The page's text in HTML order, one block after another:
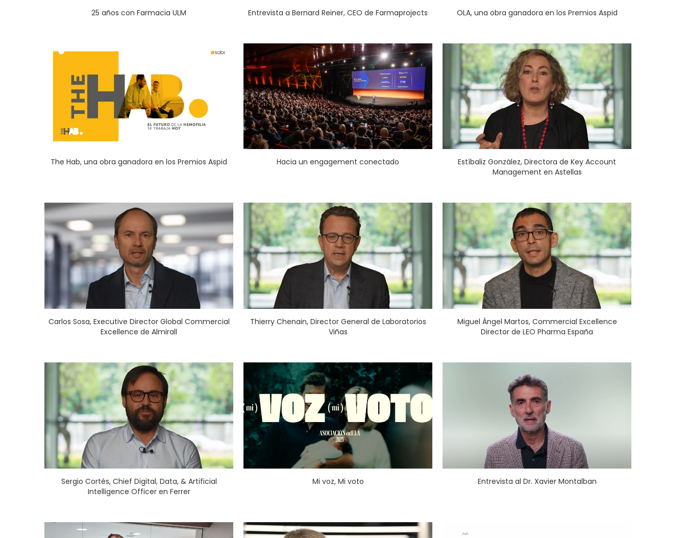
25 años con Farmacia ULM Entrevista a Bernard Reiner, CEO de Farmaprojects OLA, una obra ganadora en los Premios Aspid
The Hab, una obra ganadora en los Premios Aspid Hacia un engagement conectado
Estíbaliz González, Directora de Key Account
Management en Astellas
Carlos Sosa, Executive Director Global Commercial
Excellence de Almirall
Thierry Chenain, Director General de Laboratorios
Viñas
Miguel Ángel Martos, Commercial Excellence
Director de LEO Pharma España
Sergio Cortés, Chief Digital, Data, & Artificial
Intelligence Officer en Ferrer
Mi voz, Mi voto Entrevista al Dr. Xavier Montalban